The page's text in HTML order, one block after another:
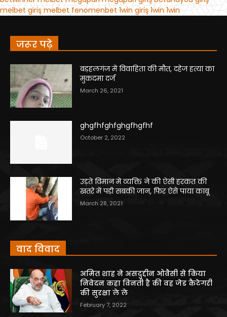
जरूर पढ़े
बड़हलगंज में विवाहिता की मौत, दहेज हत्या का
मुकदमा दर्ज
March 26, 2021
ghgfhfghfghgfhgfhf
October 2, 2022
उड़ते विमान में व्यक्ति ने की ऐसी हरकत की
खतरे में पड़ी सबकी जान, फिर ऐसे पाया काबू
March 28, 2021
वाद विवाद
अमित शाह ने असदुद्दीन ओवैसी से किया
निवेदन कहा विनती है की वह जेड कैटेगरी
की सुरक्षा ले ले
February 7, 2022